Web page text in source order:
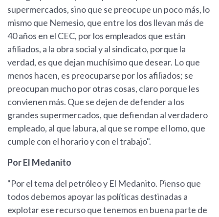
supermercados, sino que se preocupe un poco más, lo
mismo que Nemesio, que entre los dos llevan más de
40 años en el CEC, por los empleados que están
afiliados, a la obra social y al sindicato, porque la
verdad, es que dejan muchísimo que desear. Lo que
menos hacen, es preocuparse por los afiliados; se
preocupan mucho por otras cosas, claro porque les
convienen más. Que se dejen de defender a los
grandes supermercados, que defiendan al verdadero
empleado, al que labura, al que se rompe el lomo, que
cumple con el horario y con el trabajo".
Por El Medanito
"Por el tema del petróleo y El Medanito. Pienso que
todos debemos apoyar las políticas destinadas a
explotar ese recurso que tenemos en buena parte de